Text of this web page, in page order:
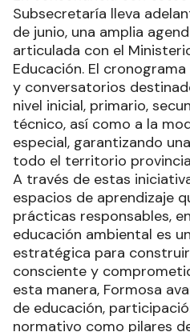
Subsecretaría lleva
de junio, una amplia
articulada con el
Educación. El
y conversatorios
nivel inicial, primario,
técnico, así como a la
especial, garantizando
todo el territorio
A través de estas
espacios de aprendizaje
prácticas responsables,
educación ambiental es
estratégica para
consciente y
esta manera, Formosa
de educación,
normativo como pilares